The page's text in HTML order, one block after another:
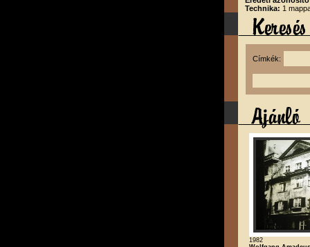
Technika: 1
Címkék:
1982